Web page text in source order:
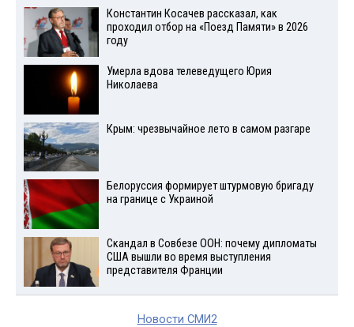
Константин Косачев рассказал, как
проходил отбор на «Поезд Памяти» в 2026
году
Умерла вдова телеведущего Юрия
Николаева
Крым: чрезвычайное лето в самом разгаре
Белоруссия формирует штурмовую бригаду
на границе с Украиной
Скандал в Совбезе ООН: почему дипломаты
США вышли во время выступления
представителя Франции
Новости СМИ2